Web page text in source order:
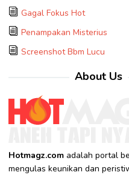
Gagal Fokus Hot
Penampakan Misterius
Screenshot Bbm Lucu
About Us
Hotmagz.comadalah portal
mengulas keunikan dan